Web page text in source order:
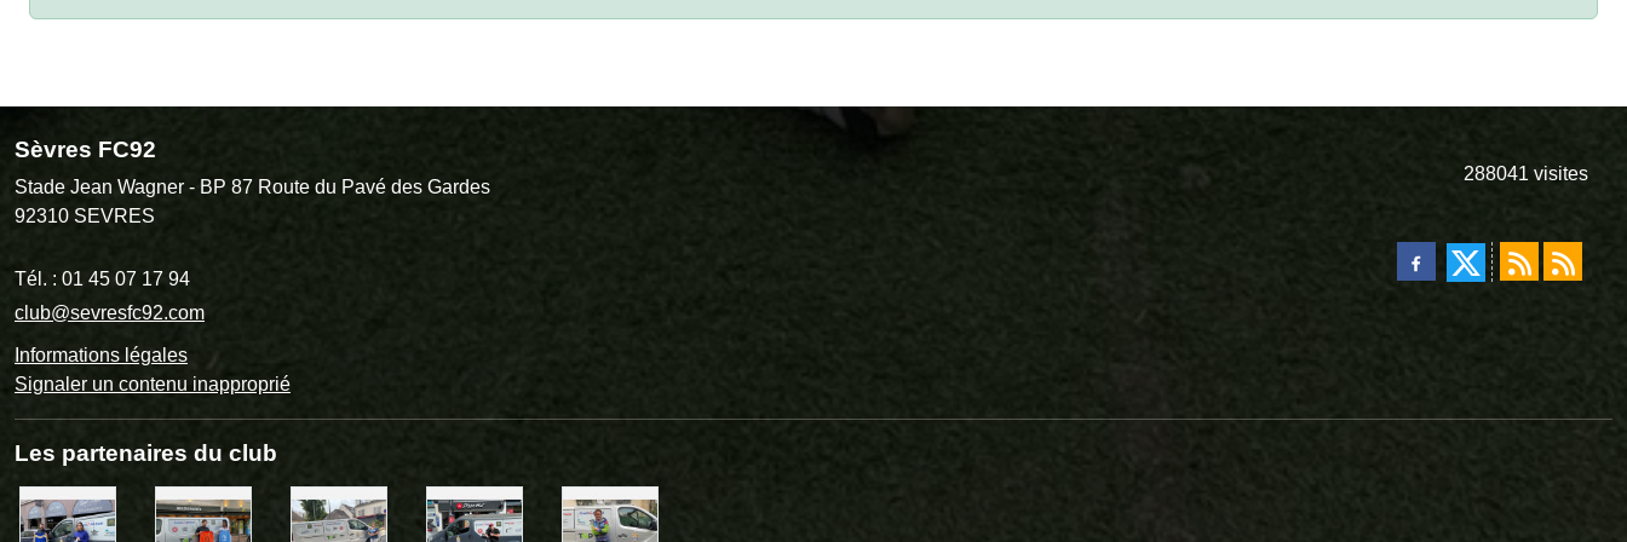
Sèvres FC92
Stade Jean Wagner - BP 87 Route du Pavé des Gardes
92310 SEVRES
Tél. : 01 45 07 17 94
club@sevresfc92.com
Informations légales
Signaler un contenu inapproprié
288041 visites
Les partenaires du club